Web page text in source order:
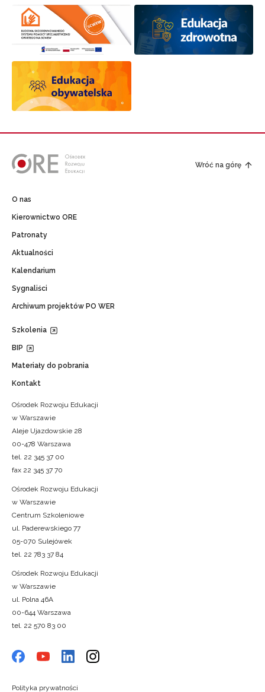
Wróć na górę
O nas
Kierownictwo ORE
Patronaty
Aktualności
Kalendarium
Sygnaliści
Archiwum projektów PO WER
Szkolenia
BIP
Materiały do pobrania
Kontakt
Ośrodek Rozwoju Edukacji
w Warszawie
Aleje Ujazdowskie 28
00-478 Warszawa
tel. 22 345 37 00
fax 22 345 37 70
Ośrodek Rozwoju Edukacji
w Warszawie
Centrum Szkoleniowe
ul. Paderewskiego 77
05-070 Sulejówek
tel. 22 783 37 84
Ośrodek Rozwoju Edukacji
w Warszawie
ul. Polna 46A
00-644 Warszawa
tel. 22 570 83 00
Polityka prywatności